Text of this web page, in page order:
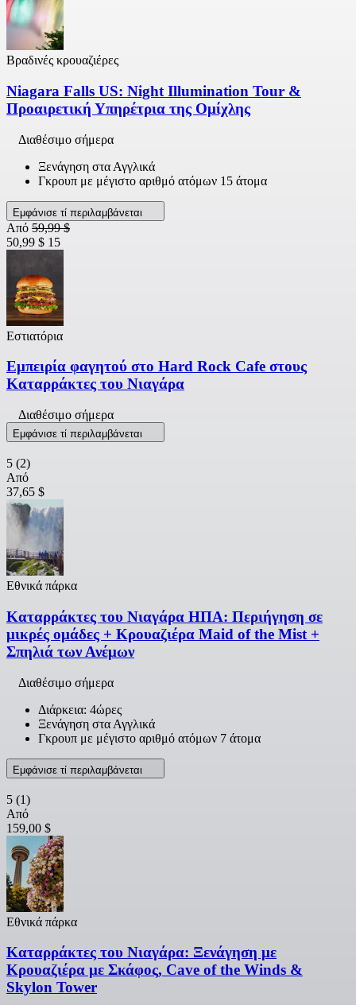
Βραδινές κρουαζιέρες
Niagara Falls US: Night Illumination Tour &
Προαιρετική Υπηρέτρια της Ομίχλης
Διαθέσιμο σήμερα
Ξενάγηση στα Αγγλικά
Γκρουπ με μέγιστο αριθμό ατόμων 15 άτομα
Εμφάνισε τί περιλαμβάνεται
Από 59,99 $
50,99 $ 15
Εστιατόρια
Εμπειρία φαγητού στο Hard Rock Cafe στους
Καταρράκτες του Νιαγάρα
Διαθέσιμο σήμερα
Εμφάνισε τί περιλαμβάνεται
5 (2)
Από
37,65 $
Εθνικά πάρκα
Καταρράκτες του Νιαγάρα ΗΠΑ: Περιήγηση σε
μικρές ομάδες + Κρουαζιέρα Maid of the Mist +
Σπηλιά των Ανέμων
Διαθέσιμο σήμερα
Διάρκεια: 4ώρες
Ξενάγηση στα Αγγλικά
Γκρουπ με μέγιστο αριθμό ατόμων 7 άτομα
Εμφάνισε τί περιλαμβάνεται
5 (1)
Από
159,00 $
Εθνικά πάρκα
Καταρράκτες του Νιαγάρα: Ξενάγηση με
Κρουαζιέρα με Σκάφος, Cave of the Winds &
Skylon Tower